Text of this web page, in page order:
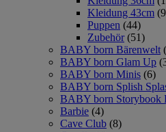
Kleidung 43cm
Puppen (44)
Zubehör (51)
BABY born Bärenwelt
BABY born Glam Up
BABY born Minis (6)
BABY born Splish
BABY born Storybook
Barbie (4)
Cave Club (8)